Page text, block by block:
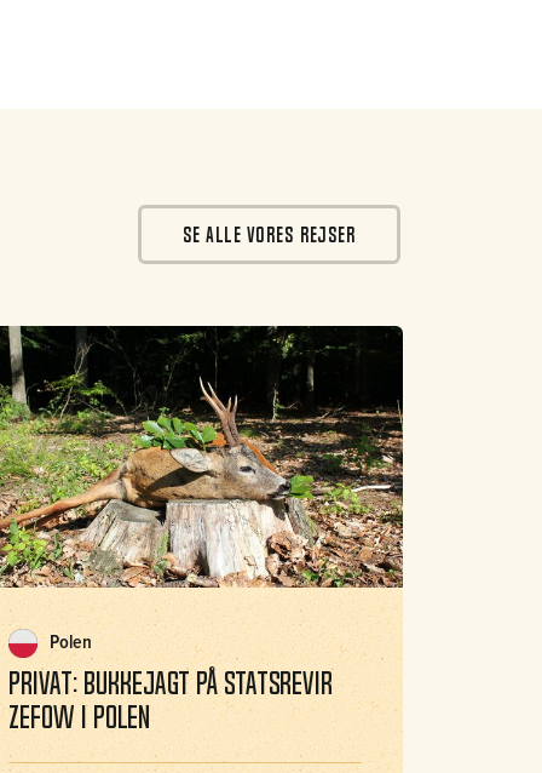
SE ALLE VORES REJSER
Polen
Privat: Bukkejagt på statsrevir
Zefow i Polen